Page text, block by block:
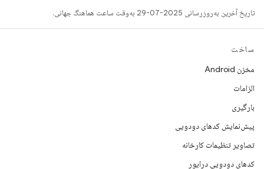
تاریخ آخرین به‌روزرسانی 2025-07-29 به‌وقت ساعت هماهنگ جهانی.
ساخت
مخزن Android
الزامات
بارگیری
پیش‌نمایش کدهای دودویی
تصاویر تنظیمات کارخانه
کدهای دودویی درایور